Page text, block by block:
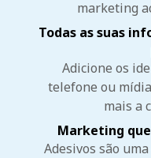
marketing
Todas as suas
Adicione os
telefone ou
mais a
Marketing
Adesivos são